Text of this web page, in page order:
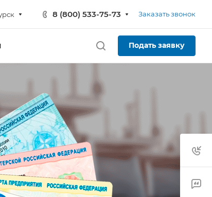
8 (800) 533-75-73 Заказать звонок
Подать заявку